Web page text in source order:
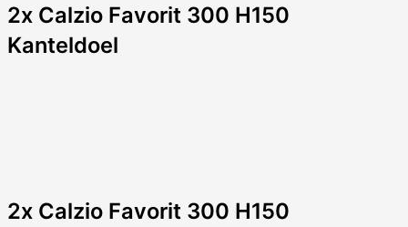
2x Calzio Favorit 300 H150
Kanteldoel
2x Calzio Favorit 300 H150